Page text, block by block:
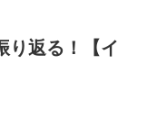
り返る！【イ